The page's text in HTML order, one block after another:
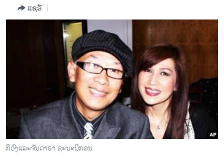
ຊອກຂ່າວ​ຈີນ
ອິດສະຫຼະພາບດ້ານການຂ່າວ
ຊຸມຊົນຊາວລາວ
ວິທະຍາສາດ-ເທັກໂນໂລຈີ
ທຸລະກິດ
ພາສາອັງກິດ
ແຊຣ໌
ກິວົງແລະຈັນດາຣາ ຊະນະນິກອນ